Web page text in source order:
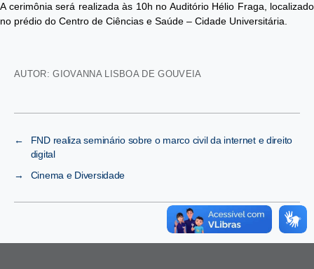
A cerimônia será realizada às 10h no Auditório Hélio Fraga, localizado
no prédio do Centro de Ciências e Saúde – Cidade Universitária.
AUTOR: GIOVANNA LISBOA DE GOUVEIA
←
FND realiza seminário sobre o marco civil da internet e direito
digital
→
Cinema e Diversidade